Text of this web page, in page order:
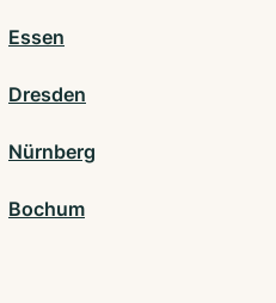
Essen
Dresden
Nürnberg
Bochum